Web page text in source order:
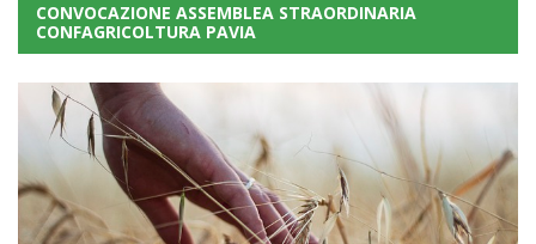
CONVOCAZIONE ASSEMBLEA STRAORDINARIA
CONFAGRICOLTURA PAVIA